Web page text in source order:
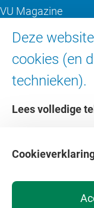
Deze
cookies (en
technieken).
Lees volledige
VU Magazine
Over de VU
Contact en route
Faculteiten